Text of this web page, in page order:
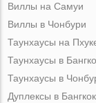
Виллы на Самуи
Виллы в Чонбури
Таунхаусы на
Таунхаусы в
Таунхаусы в
Дуплексы в